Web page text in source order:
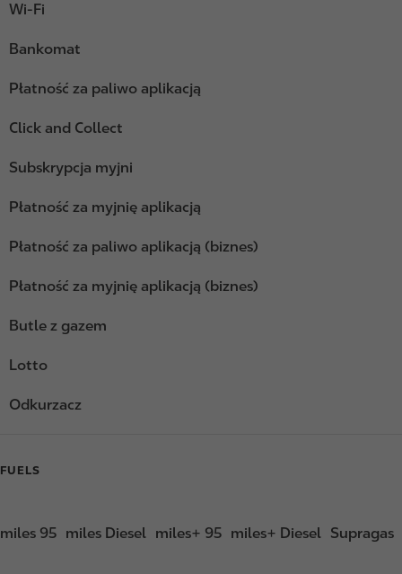
Wi-Fi
Bankomat
Płatność za paliwo aplikacją
Click and Collect
Subskrypcja myjni
Płatność za myjnię aplikacją
Płatność za paliwo aplikacją (biznes)
Płatność za myjnię aplikacją (biznes)
Butle z gazem
Lotto
Odkurzacz
FUELS
miles 95 miles Diesel miles+ 95 miles+ Diesel Supragas